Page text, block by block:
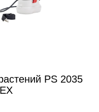
PS 2035